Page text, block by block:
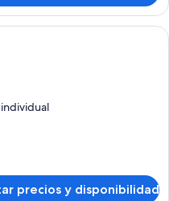
cama doble con ropa de cama
individual
precios y disponibilidad